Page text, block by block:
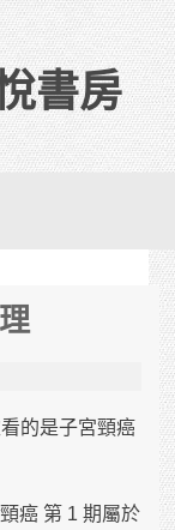
書房
的是子宮頸癌
癌 第 1 期屬於